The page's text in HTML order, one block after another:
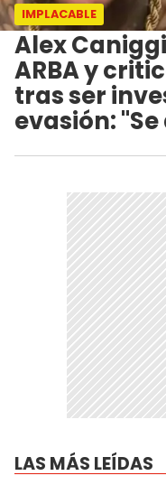
IMPLACABLE
Alex
ARBA y
tras ser
evasión:
LAS MÁS LEÍDAS